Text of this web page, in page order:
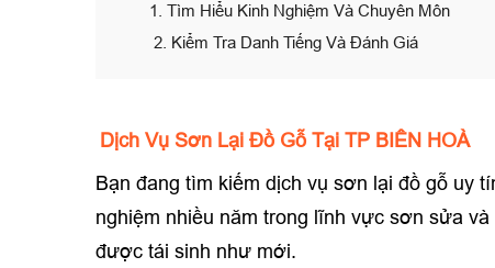
1. Tìm Hiểu Kinh Nghiệm Và Chuyên Môn
2. Kiểm Tra Danh Tiếng Và Đánh Giá
Dịch Vụ Sơn Lại Đồ Gỗ Tại TP BIÊN HOÀ
Bạn đang tìm kiếm dịch vụ sơn lại đồ gỗ uy
nghiệm nhiều năm trong lĩnh vực sơn sửa
được tái sinh như mới.